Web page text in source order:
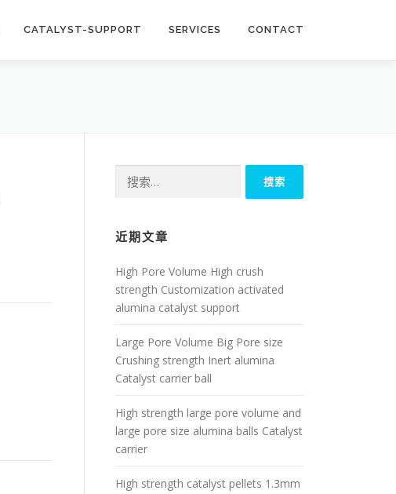
CATALYST-SUPPORT SERVICES CONTACT
索：
近期文章
High Pore Volume High crush
strength Customization activated
alumina catalyst support
Large Pore Volume Big Pore size
Crushing strength Inert alumina
Catalyst carrier ball
High strength large pore volume and
large pore size alumina balls Catalyst
carrier
High strength catalyst pellets 1.3mm